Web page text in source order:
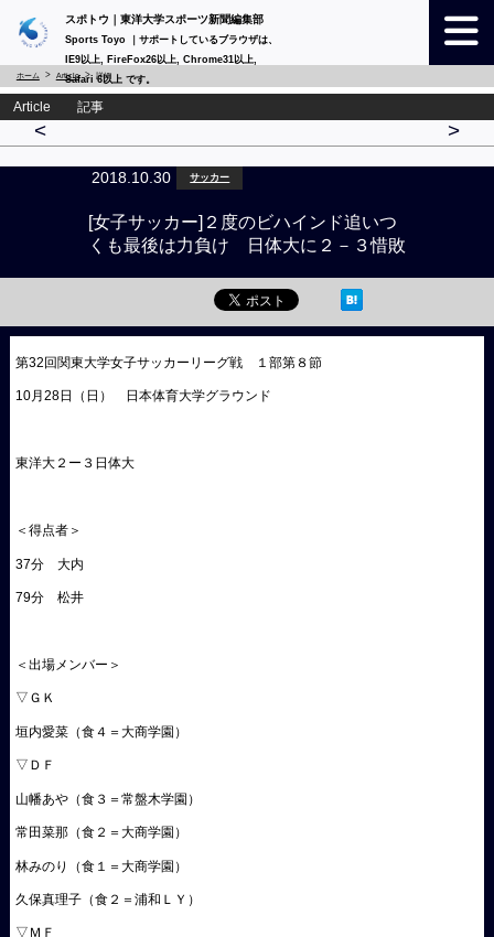
スポトウ｜東洋大学スポーツ新聞編集部
Sports Toyo ｜サポートしているブラウザは、
IE9以上, FireFox26以上, Chrome31以上,
Safari 6以上 です。
ホーム Article 詳細
Article 記事
< >
2018.10.30 サッカー
[女子サッカー]２度のビハインド追いつ
くも最後は力負け 日体大に２－３惜敗
第32回関東大学女子サッカーリーグ戦 １部第８節
10月28日（日） 日本体育大学グラウンド
東洋大２ー３日体大
＜得点者＞
37分 大内
79分 松井
＜出場メンバー＞
▽ＧＫ
垣内愛菜（食４＝大商学園）
▽ＤＦ
山幡あや（食３＝常盤木学園）
常田菜那（食２＝大商学園）
林みのり（食１＝大商学園）
久保真理子（食２＝浦和ＬＹ）
▽ＭＦ